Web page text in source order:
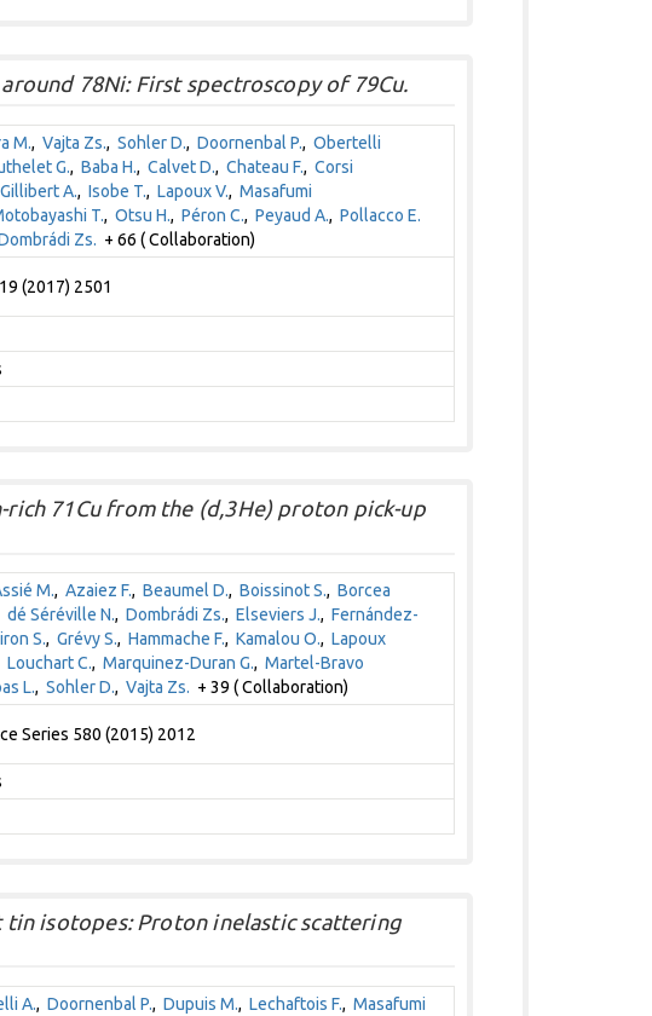
78Ni: First spectroscopy of 79Cu.
M., Vajta Zs., Sohler D., Doornenbal P., Obertelli
G., Baba H., Calvet D., Chateau F., Corsi
Gillibert A., Isobe T., Lapoux V., Masafumi
T., Otsu H., Péron C., Peyaud A., Pollacco E.
Zs. + 66 ( Collaboration)
(2017) 2501
71Cu from the (d,3He) proton pick-up
M., Azaiez F., Beaumel D., Boissinot S., Borcea
dé Séréville N., Dombrádi Zs., Elseviers J., Fernández-
S., Grévy S., Hammache F., Kamalou O., Lapoux
Louchart C., Marquinez-Duran G., Martel-Bravo
L., Sohler D., Vajta Zs. + 39 ( Collaboration)
Series 580 (2015) 2012
isotopes: Proton inelastic scattering
A., Doornenbal P., Dupuis M., Lechaftois F., Masafumi